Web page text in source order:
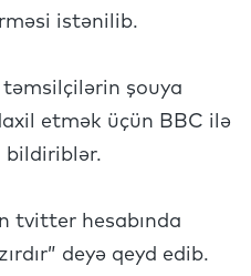
istənilib.
təmsilçilərin şouya
etmək üçün BBC ilə
bildiriblər.
tvitter hesabında
deyə qeyd edib.